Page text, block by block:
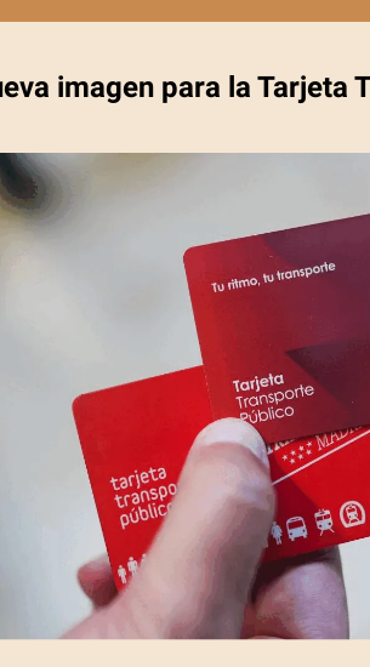
imagen para la Tarjeta